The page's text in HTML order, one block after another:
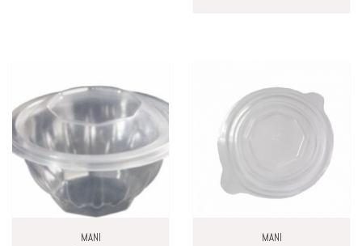
MANI MANI